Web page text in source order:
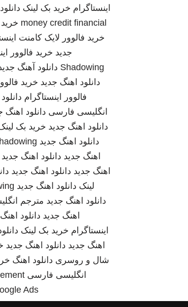
اینستاگرام خرید بک لینک
money credit financial خرید
خرید فالوور لایک کامنت
جدید خرید فالوور
Shadowing دانلود آهنگ
دانلود اهنگ جدید خرید
فالوور اینستاگرام
انگلیسی فارسی دانلود اهنگ
دانلود اهنگ جدید خرید بک
دانلود اهنگ جدید
اهنگ جدید دانلود اهنگ جدید
اهنگ جدید دانلود اهنگ جدید
لینک دانلود اهنگ جدید
دانلود اهنگ جدید مترجم
اهنگ جدید دانلود
اینستاگرام خرید بک لینک
اهنگ جدید دانلود اهنگ جدید
شال و روسری دانلود اهنگ
انگلیسی فارسی
Ads